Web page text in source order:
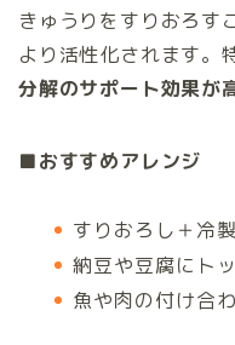
きゅうりをすりおろす
より活性化されます。
分解のサポート効果が
■おすすめアレンジ
すりおろし＋冷
納豆や豆腐にト
魚や肉の付け合